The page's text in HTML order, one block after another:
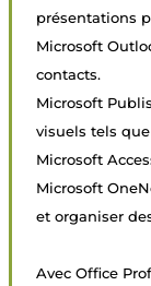
présentations
Microsoft
contacts.
Microsoft
visuels tels
Microsoft
Microsoft
et organiser
Avec Office